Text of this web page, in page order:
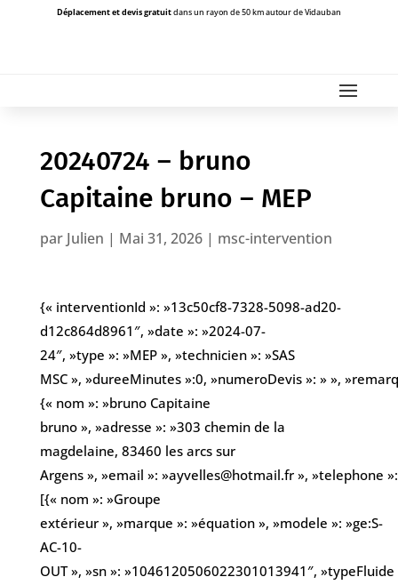
Déplacement et devis gratuitdans un rayon de 50 km autour de Vidauban
20240724 – bruno
Capitaine bruno – MEP
par Julien | Mai 31, 2026| msc-intervention
{« interventionId »: »13c50cf8-7328-5098-ad20-
d12c864d8961″, »date »: »2024-07-
24″, »type »: »MEP », »technicien »: »SAS
MSC », »dureeMinutes »:0, »numeroDevis »: » »,
{« nom »: »bruno Capitaine
bruno », »adresse »: »303 chemin de la
magdelaine, 83460 les arcs sur
Argens », »email »: »ayvelles@hotmail.fr », »telephone
[{« nom »: »Groupe
extérieur », »marque »: »équation », »modele »: »ge:S-
AC-10-
OUT », »sn »: »1046120506022301013941″, »typeFluide